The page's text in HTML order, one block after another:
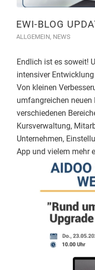
EWI-BLOG
ALLGEMEIN, NEWS
Endlich ist es soweit!
intensiver
Von kleinen
umfangreichen neuen
verschiedenen
Kursverwaltung,
Unternehmen,
App und vielem mehr